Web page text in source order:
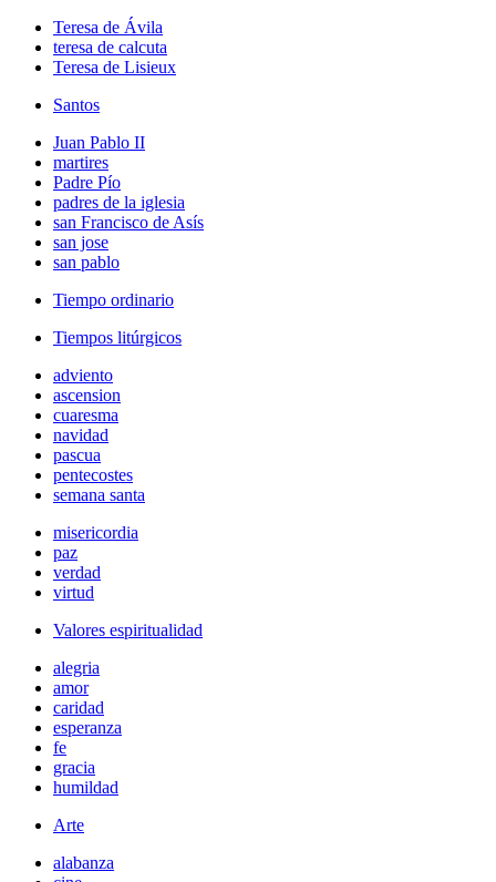
Teresa de Ávila
teresa de calcuta
Teresa de Lisieux
Santos
Juan Pablo II
martires
Padre Pío
padres de la iglesia
san Francisco de Asís
san jose
san pablo
Tiempo ordinario
Tiempos litúrgicos
adviento
ascension
cuaresma
navidad
pascua
pentecostes
semana santa
misericordia
paz
verdad
virtud
Valores espiritualidad
alegria
amor
caridad
esperanza
fe
gracia
humildad
Arte
alabanza